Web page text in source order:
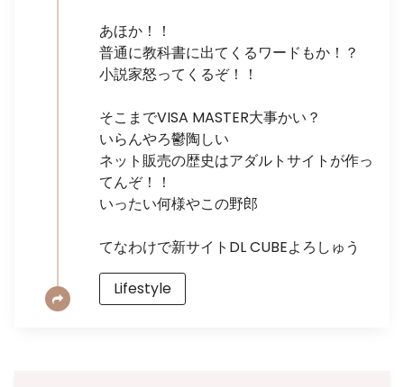
あほか！！
普通に教科書に出てくるワードもか！？
小説家怒ってくるぞ！！
そこまでVISA MASTER大事かい？
いらんやろ鬱陶しい
ネット販売の歴史はアダルトサイトが作っ
てんぞ！！
いったい何様やこの野郎
てなわけで新サイトDL CUBEよろしゅう
Lifestyle